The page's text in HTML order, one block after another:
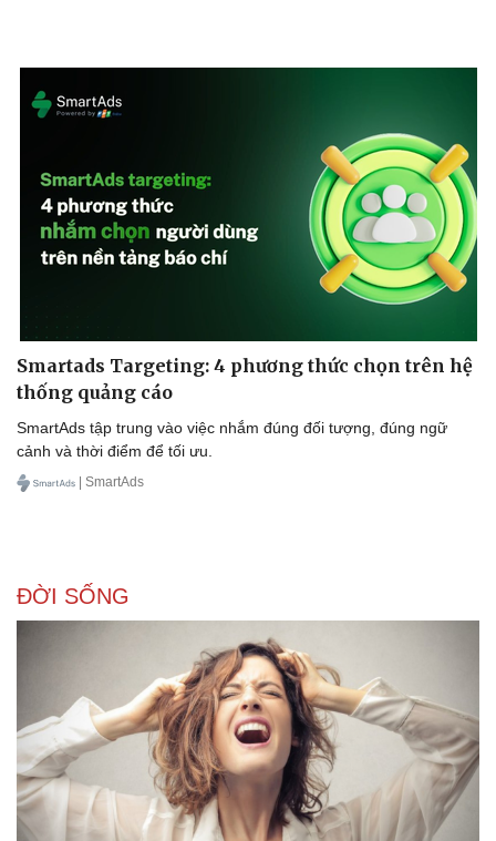
Bóng đá
Lịch thi đấu bóng đá
Thế giới thể thao
eSports
Ô tô - Xe máy
Xe máy
Tư vấn
Smartads Targeting: 4 phương thức chọn trên hệ
thống quảng cáo
SmartAds tập trung vào việc nhắm đúng đối tượng, đúng ngữ
cảnh và thời điểm để tối ưu.
| SmartAds
ĐỜI SỐNG